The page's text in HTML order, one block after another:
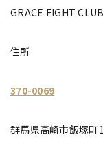
GRACE FIGHT
住所
370-0069
群馬県高崎市飯塚町